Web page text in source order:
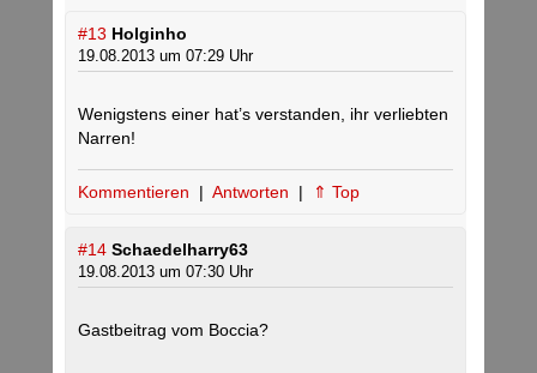
#13 Holginho
19.08.2013 um 07:29 Uhr
Wenigstens einer hat’s verstanden, ihr verliebten
Narren!
Kommentieren | Antworten | ⇑ Top
#14 Schaedelharry63
19.08.2013 um 07:30 Uhr
Gastbeitrag vom Boccia?